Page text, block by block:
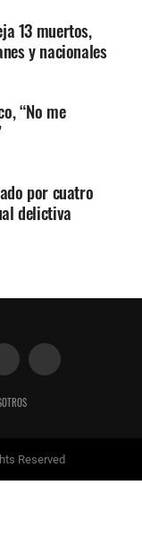
13 muertos,
y nacionales
“No me
por cuatro
delictiva
Reserved